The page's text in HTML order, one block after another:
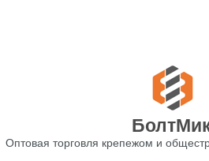
Оптовая торговля крепежом и